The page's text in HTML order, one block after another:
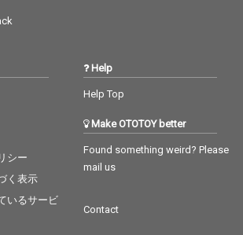
シー
く表示
いるサービ
Help
Help Top
Make OTOTOY better
Found something weird? Please
mail us
Contact